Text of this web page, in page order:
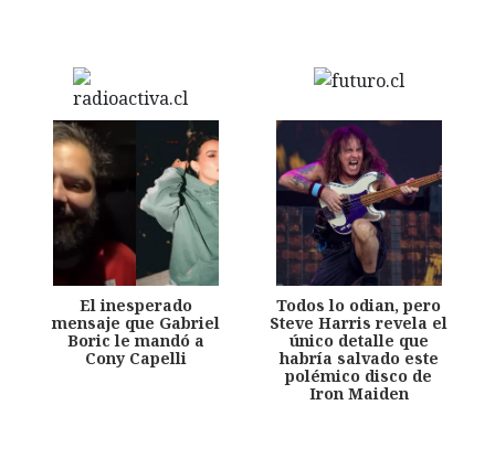
El inesperado
mensaje que Gabriel
Boric le mandó a
Cony Capelli
Todos lo odian, pero
Steve Harris revela el
único detalle que
habría salvado este
polémico disco de
Iron Maiden